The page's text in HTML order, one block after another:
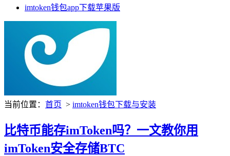
imtoken钱包app下载苹果版
当前位置： 首页 > imtoken钱包下载与安装
比特币能存imToken吗？一文教你用
imToken安全存储BTC